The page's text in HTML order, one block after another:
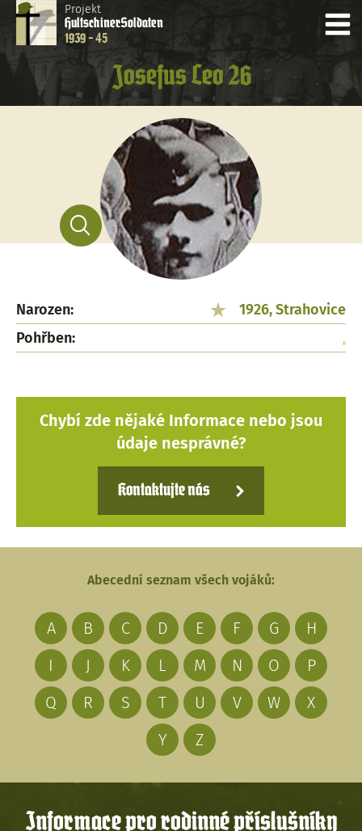
Projekt
HultschinerSoldaten
1939 - 45
Josefus Leo 26
Narozen:
1926, Strahovice
Pohřben:
.
Chybí zde nějaké Informace nebo jsou
údaje nesprávné?
Kontaktujte nás
Abecední seznam všech vojáků:
A B C D E F G
H
I
J K L M N O
P
Q
R S T U V W
X
Y
Z
Informace pro rodinné příslušníky